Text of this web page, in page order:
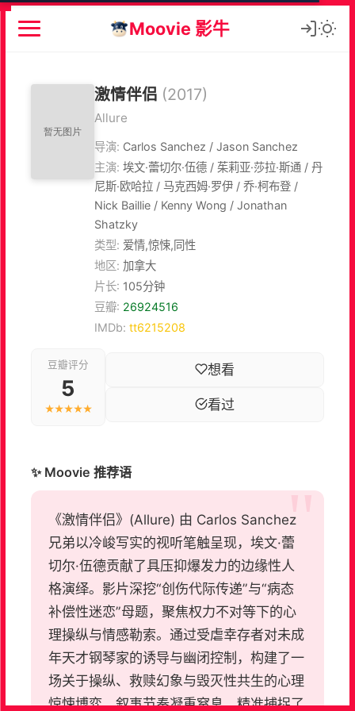
Moovie 影牛
激情伴侣 (2017)
Allure
导演: Carlos Sanchez / Jason Sanchez
主演: 埃文·蕾切尔·伍德 / 茱莉亚·莎拉·斯通 / 丹
尼斯·欧哈拉 / 马克西姆·罗伊 / 乔·柯布登 /
Nick Baillie / Kenny Wong / Jonathan
Shatzky
类型: 爱情,惊悚,同性
地区: 加拿大
片长: 105分钟
豆瓣: 26924516
IMDb: tt6215208
豆瓣评分
5
★★★★★
想看
看过
✨ Moovie 推荐语
《激情伴侣》(Allure) 由 Carlos Sanchez
兄弟以冷峻写实的视听笔触呈现，埃文·蕾
切尔·伍德贡献了具压抑爆发力的边缘性人
格演绎。影片深挖“创伤代际传递”与“病态
补偿性迷恋”母题，聚焦权力不对等下的心
理操纵与情感勒索。通过受虐幸存者对未成
年天才钢琴家的诱导与幽闭控制，构建了一
场关于操纵、救赎幻象与毁灭性共生的心理
惊悚博弈。叙事节奏凝重窒息，精准捕捉了